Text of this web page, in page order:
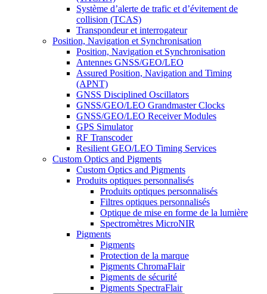
Système d’alerte de trafic et d’évitement de
collision (TCAS)
Transpondeur et interrogateur
Position, Navigation et Synchronisation
Position, Navigation et Synchronisation
Antennes GNSS/GEO/LEO
Assured Position, Navigation and Timing
(APNT)
GNSS Disciplined Oscillators
GNSS/GEO/LEO Grandmaster Clocks
GNSS/GEO/LEO Receiver Modules
GPS Simulator
RF Transcoder
Resilient GEO/LEO Timing Services
Custom Optics and Pigments
Custom Optics and Pigments
Produits optiques personnalisés
Produits optiques personnalisés
Filtres optiques personnalisés
Optique de mise en forme de la lumière
Spectromètres MicroNIR
Pigments
Pigments
Protection de la marque
Pigments ChromaFlair
Pigments de sécurité
Pigments SpectraFlair